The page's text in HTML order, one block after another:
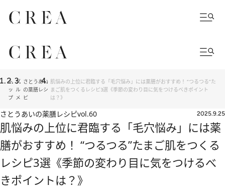
ト
ッ
プ
グ
ル
メ
さとうあい
の薬膳レシ
ピ
肌悩みの上位に君臨する「毛穴悩み」には薬膳がおすすめ！ “つるつる”た
まご肌をつくるレシピ3選《季節の変わり目に気をつけるべきポイント
は？》
さとうあいの薬膳レシピvol.60 2025.9.25
肌悩みの上位に君臨する「毛穴悩み」には薬
膳がおすすめ！ “つるつる”たまご肌をつくる
レシピ3選《季節の変わり目に気をつけるべ
きポイントは？》